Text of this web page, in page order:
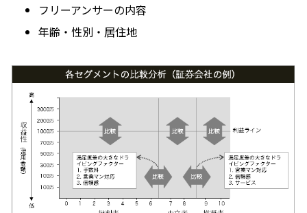
フリーアンサーの内容
年齢・性別・居住地